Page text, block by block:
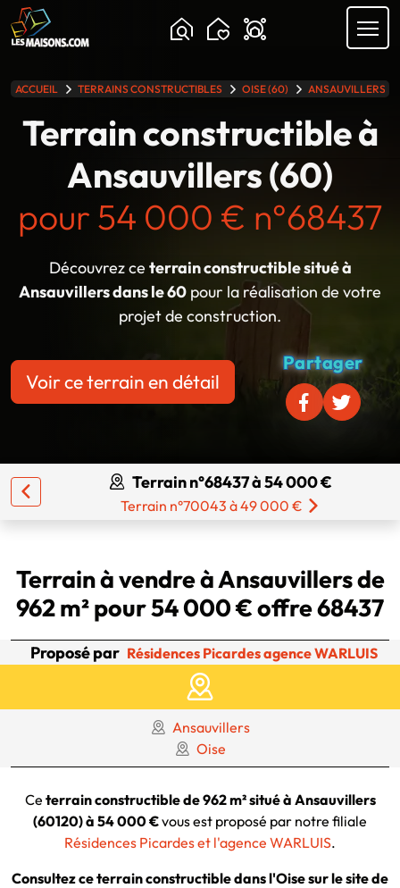
Chargement...
ACCUEIL TERRAINS CONSTRUCTIBLES OISE (60) ANSAUVILLERS
Terrain constructible à
Ansauvillers (60)
pour 54 000 € n°68437
Découvrez ce terrain constructible situé à
Ansauvillers dans le 60 pour la réalisation de votre
projet de construction.
Voir ce terrain en détail
Partager
Terrain n°68437 à 54 000 €
Terrain n°70043 à 49 000 €
Terrain à vendre à Ansauvillers de
962 m² pour 54 000 € offre 68437
Proposé par Résidences Picardes agence WARLUIS
Ansauvillers
Oise
Ce terrain constructible de 962 m² situé à Ansauvillers
(60120) à 54 000 €vous est proposé par notre filiale
Résidences Picardes et l'agence WARLUIS.
Consultez ce terrain constructible dans l'Oise sur le site de